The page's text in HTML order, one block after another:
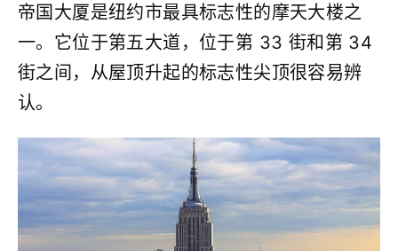
帝国大厦是纽约市最具标志性的摩天大楼之
一。它位于第五大道，位于第 33 街和第 34
街之间，从屋顶升起的标志性尖顶很容易辨
认。